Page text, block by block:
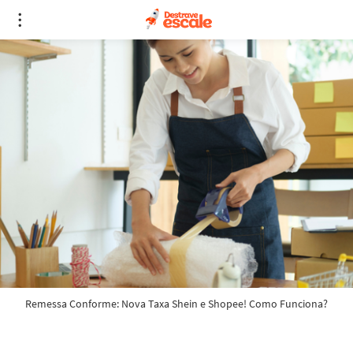
Remessa Conforme: Nova Taxa Shein e Shopee! Como Funciona?